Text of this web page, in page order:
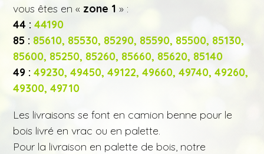
vous êtes en « zone 1 » :
44 :44190
85 : 85610, 85530, 85290, 85590, 85500, 85130,
85600, 85250, 85260, 85660, 85620, 85140
49 :49230, 49450, 49122, 49660, 49740, 49260,
49300, 49710
Les livraisons se font en camion benne pour le
bois livré en vrac ou en palette.
Pour la livraison en palette de bois, notre